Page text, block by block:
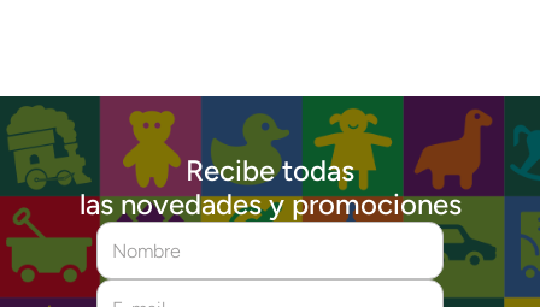
Recibe todas
las novedades y promociones